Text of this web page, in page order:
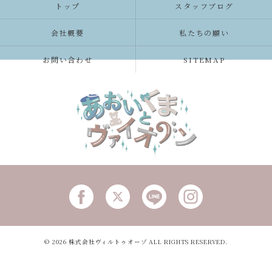
トップ スタッフブログ
会社概要 私たちの願い
お問い合わせ SITEMAP
© 2026 株式会社ヴィルトゥオーゾ ALL RIGHTS RESERVED.